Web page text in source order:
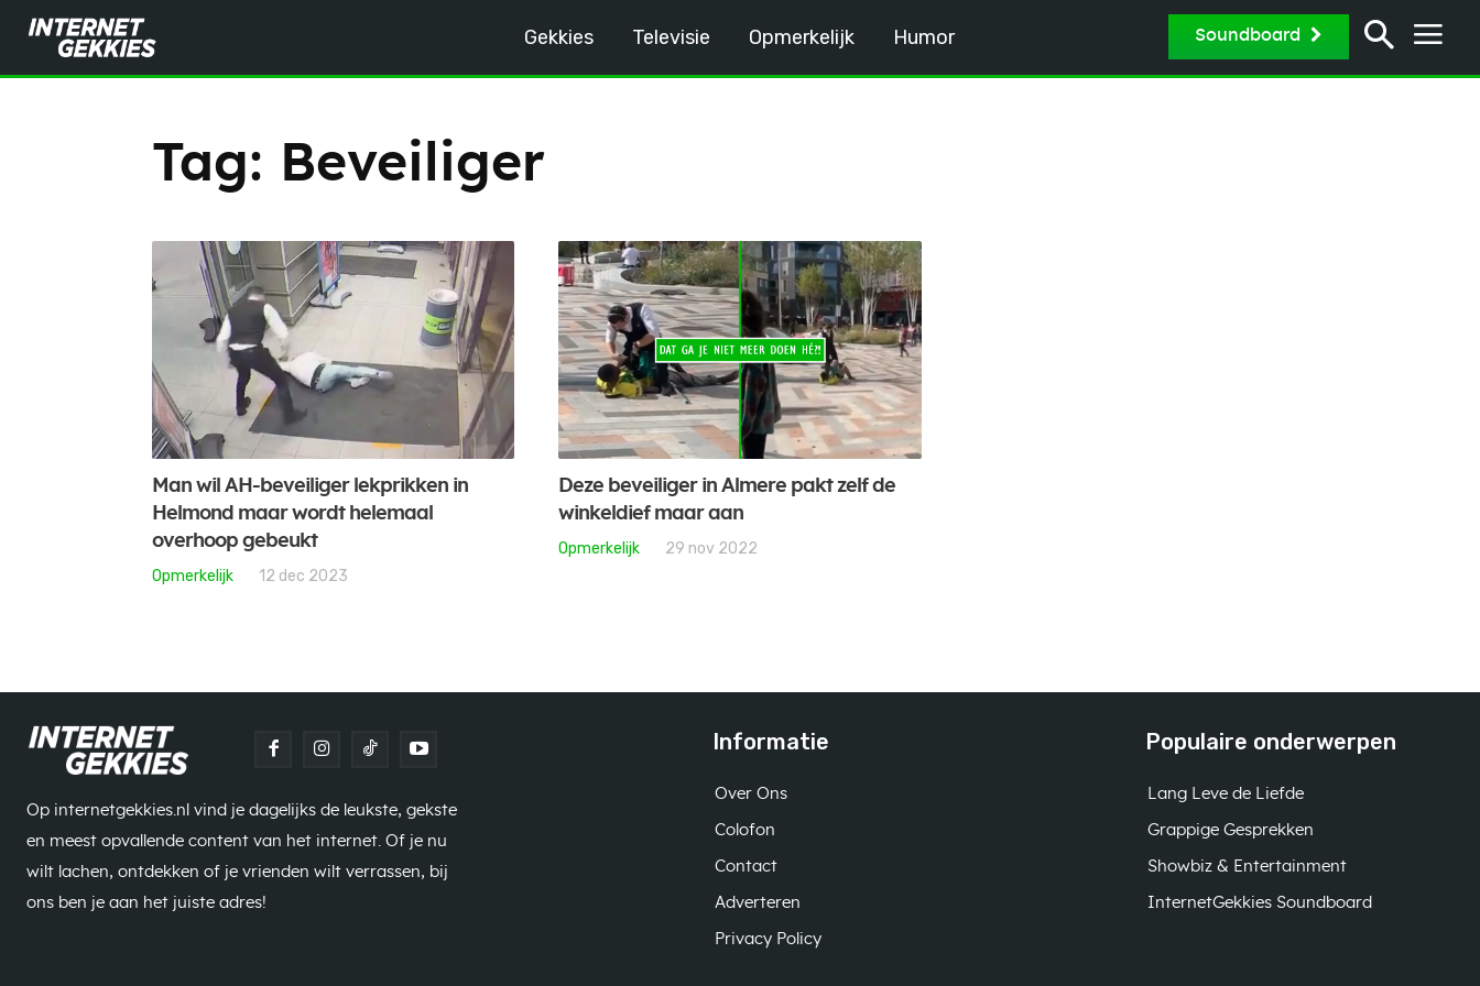
Gekkies Televisie Opmerkelijk Humor Soundboard
Tag: Beveiliger
Man wil AH-beveiliger lekprikken in
Helmond maar wordt helemaal
overhoop gebeukt
Opmerkelijk 12 dec 2023
Deze beveiliger in Almere pakt zelf de
winkeldief maar aan
Opmerkelijk 29 nov 2022
Op internetgekkies.nl vind je dagelijks de leukste, gekste
en meest opvallende content van het internet. Of je nu
wilt lachen, ontdekken of je vrienden wilt verrassen, bij
ons ben je aan het juiste adres!
Informatie
Over Ons
Colofon
Contact
Adverteren
Privacy Policy
Populaire onderwerpen
Lang Leve de Liefde
Grappige Gesprekken
Showbiz & Entertainment
InternetGekkies Soundboard